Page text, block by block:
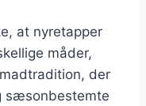
at nyretapper
måder,
der
sæsonbestemte